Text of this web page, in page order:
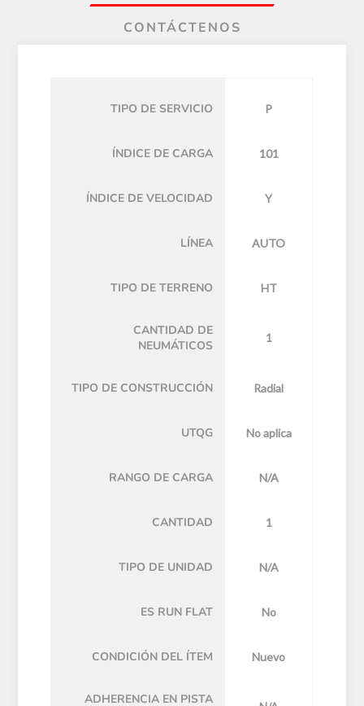
CONTÁCTENOS
TIPO DE SERVICIO P
ÍNDICE DE CARGA 101
ÍNDICE DE VELOCIDAD Y
LÍNEA AUTO
TIPO DE TERRENO HT
CANTIDAD DE
NEUMÁTICOS
1
TIPO DE CONSTRUCCIÓN Radial
UTQG No aplica
RANGO DE CARGA N/A
CANTIDAD 1
TIPO DE UNIDAD N/A
ES RUN FLAT No
CONDICIÓN DEL ÍTEM Nuevo
ADHERENCIA EN PISTA